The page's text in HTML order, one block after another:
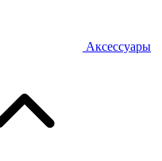
Аксессуары